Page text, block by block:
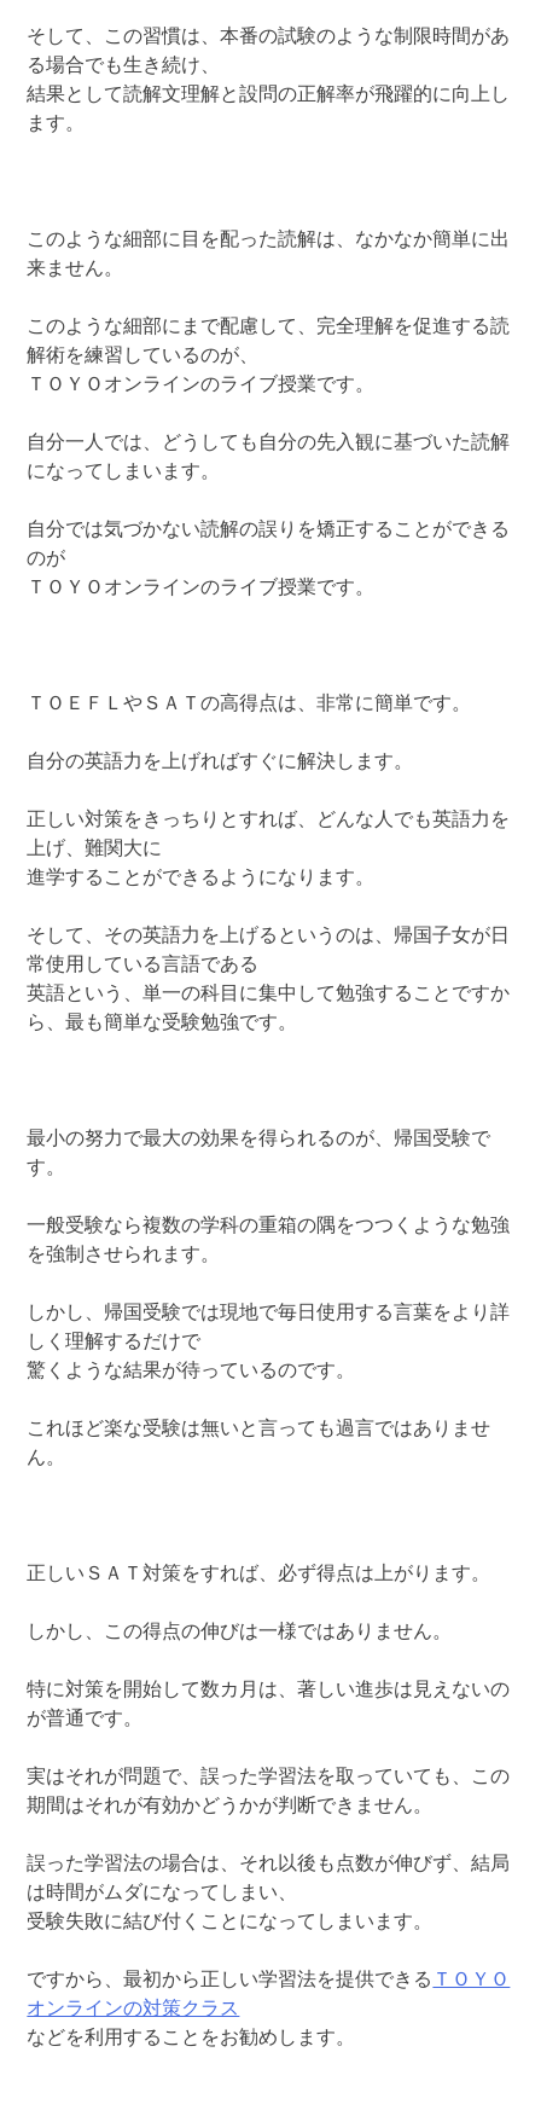
そして、この習慣は、本番の試験のような制限時間があ
る場合でも生き続け、
結果として読解文理解と設問の正解率が飛躍的に向上し
ます。
このような細部に目を配った読解は、なかなか簡単に出
来ません。
このような細部にまで配慮して、完全理解を促進する読
解術を練習しているのが、
ＴＯＹＯオンラインのライブ授業です。
自分一人では、どうしても自分の先入観に基づいた読解
になってしまいます。
自分では気づかない読解の誤りを矯正することができる
のが
ＴＯＹＯオンラインのライブ授業です。
ＴＯＥＦＬやＳＡＴの高得点は、非常に簡単です。
自分の英語力を上げればすぐに解決します。
正しい対策をきっちりとすれば、どんな人でも英語力を
上げ、難関大に
進学することができるようになります。
そして、その英語力を上げるというのは、帰国子女が日
常使用している言語である
英語という、単一の科目に集中して勉強することですか
ら、最も簡単な受験勉強です。
最小の努力で最大の効果を得られるのが、帰国受験で
す。
一般受験なら複数の学科の重箱の隅をつつくような勉強
を強制させられます。
しかし、帰国受験では現地で毎日使用する言葉をより詳
しく理解するだけで
驚くような結果が待っているのです。
これほど楽な受験は無いと言っても過言ではありませ
ん。
正しいＳＡＴ対策をすれば、必ず得点は上がります。
しかし、この得点の伸びは一様ではありません。
特に対策を開始して数カ月は、著しい進歩は見えないの
が普通です。
実はそれが問題で、誤った学習法を取っていても、この
期間はそれが有効かどうかが判断できません。
誤った学習法の場合は、それ以後も点数が伸びず、結局
は時間がムダになってしまい、
受験失敗に結び付くことになってしまいます。
ですから、最初から正しい学習法を提供できる ＴＯＹＯ
オンラインの対策クラス
などを利用することをお勧めします。